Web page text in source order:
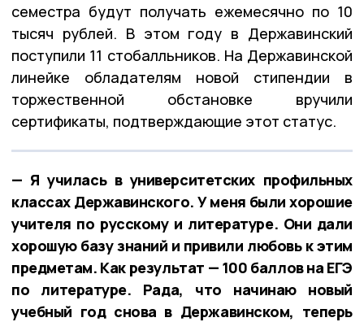
семестра будут получать ежемесячно по 10
тысяч рублей. В этом году в Державинский
поступили 11 стобалльников. На Державинской
линейке обладателям новой стипендии в
торжественной обстановке вручили
сертификаты, подтверждающие этот статус.
— Я училась в университетских профильных
классах Державинского. У меня были хорошие
учителя по русскому и литературе. Они дали
хорошую базу знаний и привили любовь к этим
предметам. Как результат — 100 баллов на ЕГЭ
по литературе. Рада, что начинаю новый
учебный год снова в Державинском, теперь